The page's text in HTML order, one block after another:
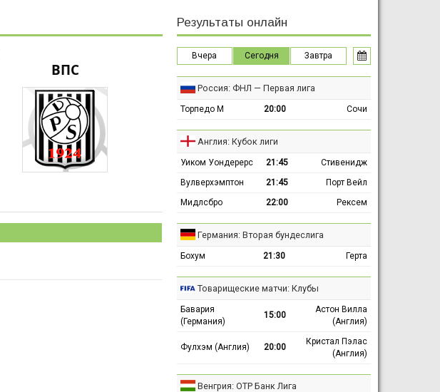
ВПС
Результаты онлайн
Вчера Сегодня Завтра
Россия: ФНЛ — Первая лига
Торпедо М 20:00 Сочи
Англия: Кубок лиги
Уиком Уондерерс 21:45
Стивенидж
Вулверхэмптон
21:45
Порт Вейл
Мидлсбро
22:00 Рексем
Германия: Вторая бундеслига
Бохум 21:30 Герта
Товарищеские матчи: Клубы
Бавария
(Германия)
15:00
Астон Вилла
(Англия)
Фулхэм (Англия) 20:00
Кристал Пэлас
(Англия)
Венгрия: ОТР Банк Лига